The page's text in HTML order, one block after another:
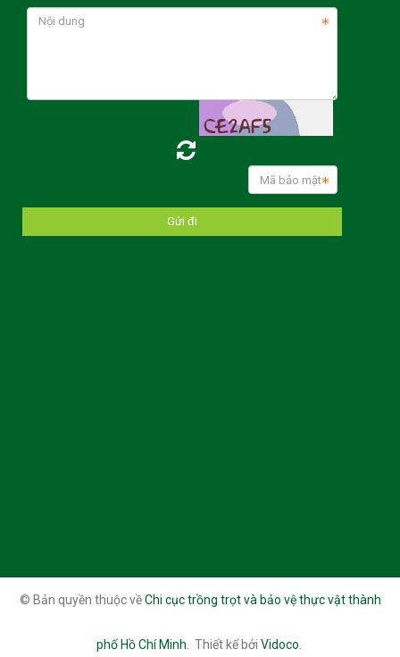
© Bản quyền thuộc vềChi cục trồng trọt và bảo vệ thực vật thành
phố Hồ Chí Minh. Thiết kế bởi Vidoco.